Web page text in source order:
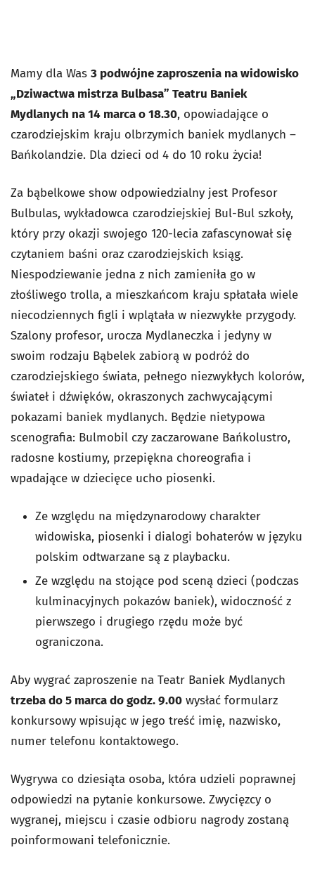
Mamy dla Was 3 podwójne zaproszenia na widowisko
„Dziwactwa mistrza Bulbasa” Teatru Baniek
Mydlanych na 14 marca o 18.30, opowiadające o
czarodziejskim kraju olbrzymich baniek mydlanych –
Bańkolandzie. Dla dzieci od 4 do 10 roku życia!
Za bąbelkowe show odpowiedzialny jest Profesor
Bulbulas, wykładowca czarodziejskiej Bul-Bul szkoły,
który przy okazji swojego 120-lecia zafascynował się
czytaniem baśni oraz czarodziejskich ksiąg.
Niespodziewanie jedna z nich zamieniła go w
złośliwego trolla, a mieszkańcom kraju spłatała wiele
niecodziennych figli i wplątała w niezwykłe przygody.
Szalony profesor, urocza Mydlaneczka i jedyny w
swoim rodzaju Bąbelek zabiorą w podróż do
czarodziejskiego świata, pełnego niezwykłych kolorów,
świateł i dźwięków, okraszonych zachwycającymi
pokazami baniek mydlanych. Będzie nietypowa
scenografia: Bulmobil czy zaczarowane Bańkolustro,
radosne kostiumy, przepiękna choreografia i
wpadające w dziecięce ucho piosenki.
Ze względu na międzynarodowy charakter
widowiska, piosenki i dialogi bohaterów w języku
polskim odtwarzane są z playbacku.
Ze względu na stojące pod sceną dzieci (podczas
kulminacyjnych pokazów baniek), widoczność z
pierwszego i drugiego rzędu może być
ograniczona.
Aby wygrać zaproszenie na Teatr Baniek Mydlanych
trzeba do 5 marca do godz. 9.00 wysłać formularz
konkursowy wpisując w jego treść imię, nazwisko,
numer telefonu kontaktowego.
Wygrywa co dziesiąta osoba, która udzieli poprawnej
odpowiedzi na pytanie konkursowe. Zwycięzcy o
wygranej, miejscu i czasie odbioru nagrody zostaną
poinformowani telefonicznie.